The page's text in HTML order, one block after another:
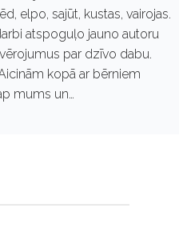
elpo, sajūt, kustas, vairojas.
atspoguļo jauno autoru
par dzīvo dabu.
kopā ar bērniem
mums un…